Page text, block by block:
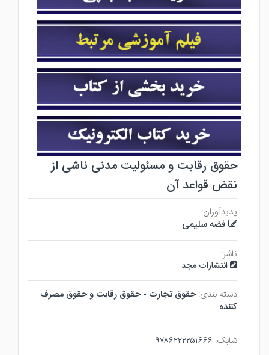
حقوق رقابت و مسئولیت مدنی ناشی از
نقض قواعد آن
پدیدآوران:
فضه سلیمی
ناشر:
انتشارات مجد
دسته بندی: حقوق تجارت - حقوق رقابت و حقوق مصرف
كننده
شابک: ۹۷۸۶۲۲۲۲۵۱۶۶۶